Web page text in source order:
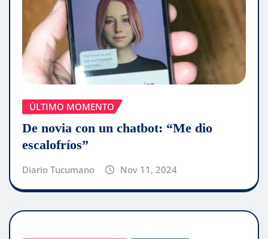
ÚLTIMO MOMENTO
De novia con un chatbot: “Me dio
escalofríos”
Diario Tucumano Nov 11, 2024